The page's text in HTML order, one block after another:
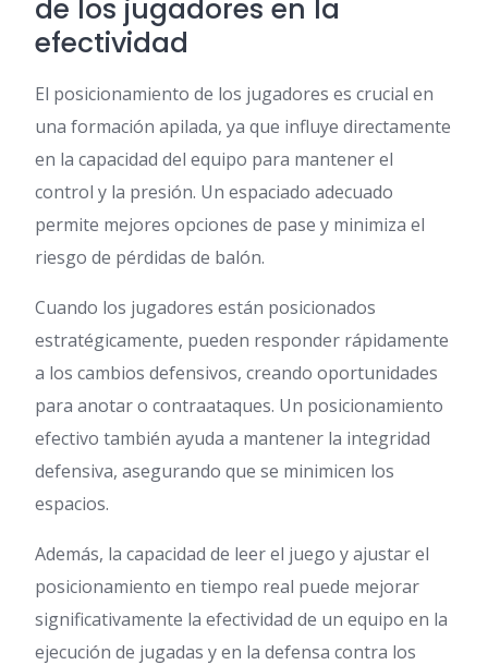
de los jugadores en la
efectividad
El posicionamiento de los jugadores es crucial en
una formación apilada, ya que influye directamente
en la capacidad del equipo para mantener el
control y la presión. Un espaciado adecuado
permite mejores opciones de pase y minimiza el
riesgo de pérdidas de balón.
Cuando los jugadores están posicionados
estratégicamente, pueden responder rápidamente
a los cambios defensivos, creando oportunidades
para anotar o contraataques. Un posicionamiento
efectivo también ayuda a mantener la integridad
defensiva, asegurando que se minimicen los
espacios.
Además, la capacidad de leer el juego y ajustar el
posicionamiento en tiempo real puede mejorar
significativamente la efectividad de un equipo en la
ejecución de jugadas y en la defensa contra los